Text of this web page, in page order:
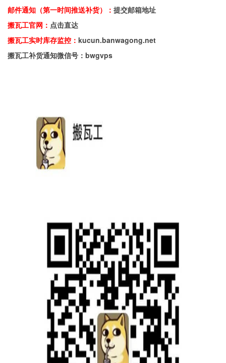
邮件通知（第一时间推送补货）： 提交邮箱地址
搬瓦工官网： 点击直达
搬瓦工实时库存监控： kucun.banwagong.net
搬瓦工补货通知微信号：bwgvps